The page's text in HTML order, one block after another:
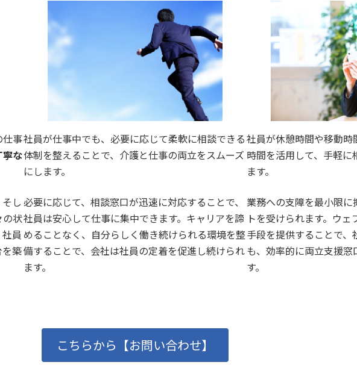
仕事
寧な
し
の状
員
を築
社員が仕事中でも、必要に応じて柔軟に相談できる
体制を整えることで、介護と仕事の両立をスムーズ
にします。
必要に応じて、相談窓口が迅速に対応することで、
社員は安心して仕事に集中できます。キャリアを諦
めることなく、自分らしく働き続けられる環境を整
備することで、会社は社員の定着を促進し続けられ
ます。
社員が休憩時間や移動時
時間を活用して、手軽に
ます。
業務への支障を最小限に
トを受けられます。ウ
手段を提供することで、
も、効率的に両立支援窓
す。
こちらから【お問い合わせ】